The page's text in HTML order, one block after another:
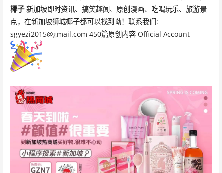
椰子新加坡即时资讯、搞笑趣闻、原创漫画、吃喝玩乐、旅游景
点，在新加坡狮城椰子都可以找到呦！联系我们:
sgyezi2015@gmail.com 450篇原创内容 Official Account